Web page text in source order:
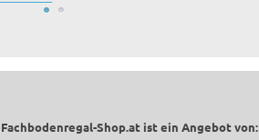
Fachbodenregal-Shop.at ist ein Angebot von: